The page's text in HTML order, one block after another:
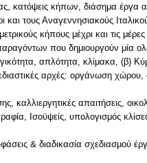
κήπων, διάσημα έργα
και τους Αναγεννησιακούς
κήπους μέχρι και τις μέρες
που δημιουργούν μία
απλότητα, κλίμακα, (β)
αρχές: οργάνωση
απαιτήσεις,
Ισοϋψείς, υπολογισμός
& διαδικασία σχεδιασμού